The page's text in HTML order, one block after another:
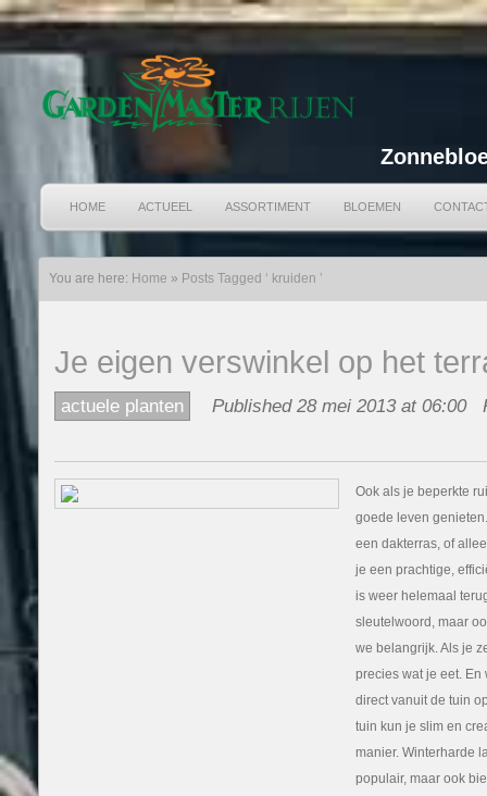
HOME ACTUEEL ASSORTIMENT BLOEMEN
You are here: Home » Posts Tagged ‘ kruiden ’
Je eigen verswinkel op het
actuele planten Published 28 mei 2013 at 06:00
Ook als je beperkte
goede leven
een dakterras, of
je een prachtige,
is weer helemaal
sleutelwoord, maar
we belangrijk. Als je
precies wat je eet.
direct vanuit de tuin
tuin kun je slim en
manier. Winterharde
populair, maar ook